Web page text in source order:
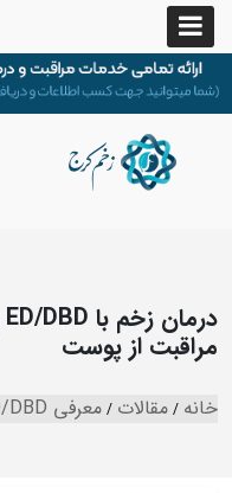
مراقبت از پوست
خانه مقالات معرفی ED/DBD پلاسما